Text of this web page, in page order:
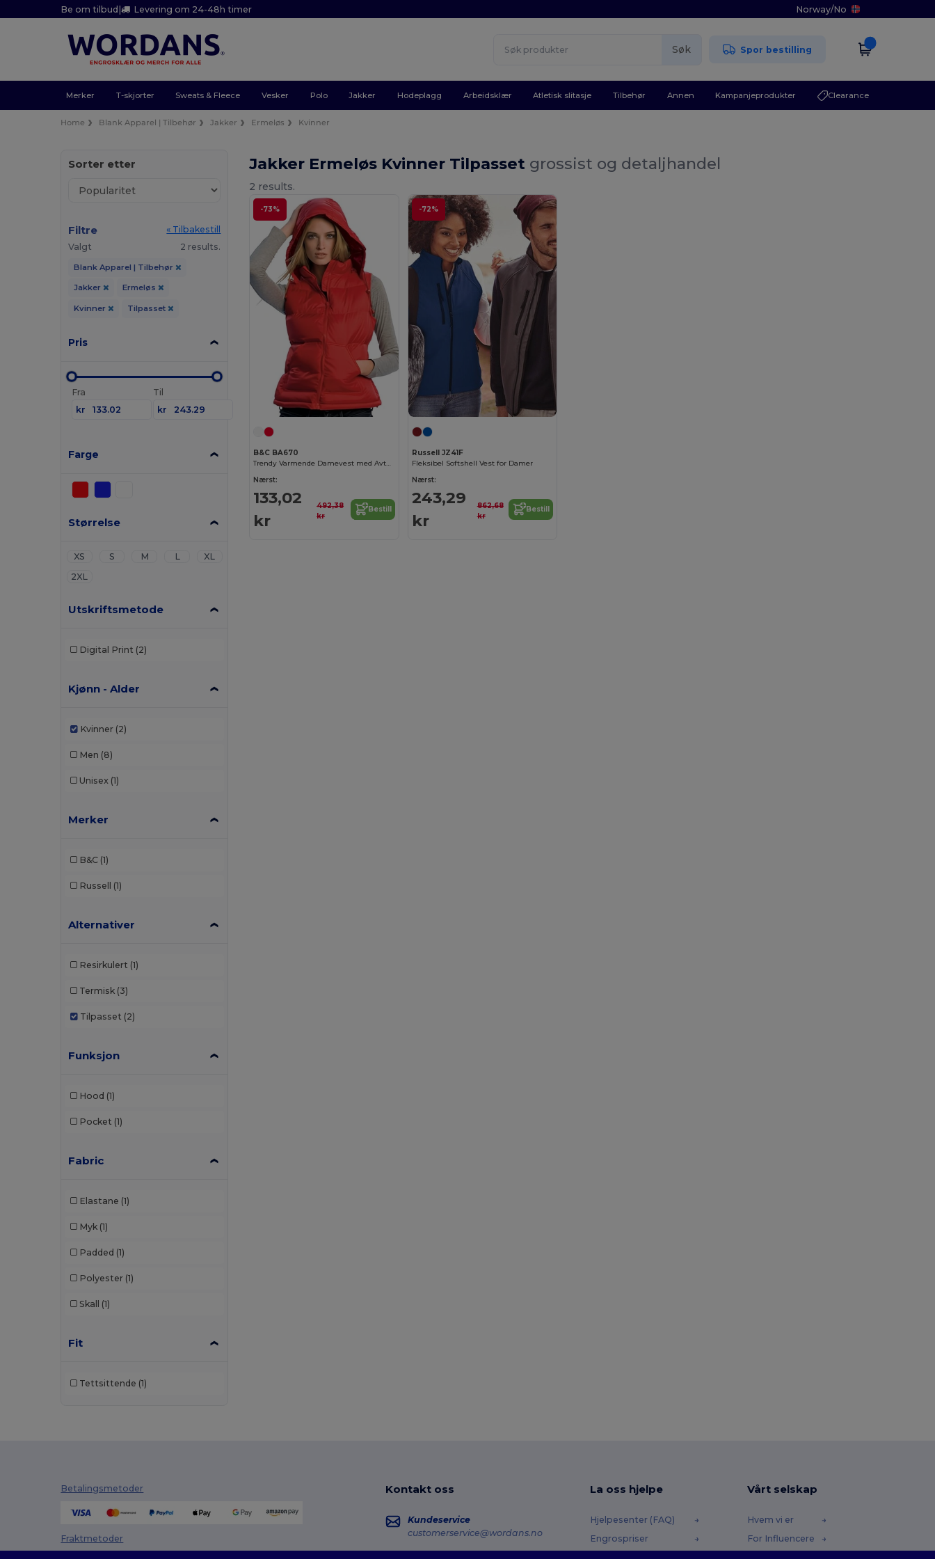
Be om tilbud| Levering om 24-48h timer Norway/No
Søk Spor bestilling
Merker T-skjorter Sweats & Fleece Vesker Polo Jakker Hodeplagg Arbeidsklær Atletisk slitasje Tilbehør Annen Kampanjeprodukter Clearance
Home Blank Apparel | Tilbehør Jakker Ermeløs Kvinner
Sorter etter
Filtre
« Tilbakestill
Valgt
2 results.
Blank Apparel | Tilbehør
Jakker Ermeløs
Kvinner Tilpasset
Pris
Fra
kr
Til
kr
Farge
Størrelse
XS S M L
XL
2XL
Utskriftsmetode
Digital Print (2)
Kjønn - Alder
Kvinner (2)
Men (8)
Unisex (1)
Merker
B&C (1)
Russell (1)
Alternativer
Resirkulert (1)
Termisk (3)
Tilpasset (2)
Funksjon
Hood (1)
Pocket (1)
Fabric
Elastane (1)
Myk (1)
Padded (1)
Polyester (1)
Skall (1)
Fit
Tettsittende (1)
Jakker Ermeløs Kvinner Tilpasset grossist og detaljhandel
2 results.
-73%
B&C BA670
Trendy Varmende Damevest med Avtagbar Hette
Nærst:
133,02
kr
492,38
kr
Bestill
-72%
Russell JZ41F
Fleksibel Softshell Vest for Damer
Nærst:
243,29
kr
862,68
kr
Bestill
Betalingsmetoder
Fraktmetoder
Kontakt oss
Kundeservice
customerservice@wordans.no
La oss hjelpe
Hjelpesenter (FAQ)
Engrospriser
Vårt selskap
Hvem vi er
For Influencere